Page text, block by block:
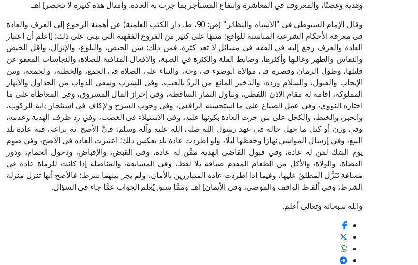
وهدية وغصبًا، والمعروف في المعاشرة وانتفاع المستأجر بما جرت به العادة. وأمثال هذه كثيرة لا تنحصر] اهـ.
وقال الإمام السيوطي في "الأشباه والنظائر" (ص: 90، ط. دار الكتب العلمية) عن أهمية الرجوع إلى العرف والعادة
في معرفة الأحكام الشرعية المناسبة للواقع؛ منبهًا على كثير من الفروع الفقهية التي تبنى على ذلك: [اعلم أن اعتبار
العادة والعرف رجع إليه في الفقه في مسائل لا تعد كثرة. فمن ذلك: سن الحيض، والبلوغ، والإنزال، وأقل الحيض
والنفاس والطهر وغالبها وأكثرها، وضابط القلة والكثرة في الضبة، والأفعال المنافية للصلاة، والنجاسات المعفو عن
قليلها، وطول الزمان وقصره في موالاة الوضوء في وجه، والبناء على الصلاة في الجمع، والخطبة، والجمعة، وبين
الإيجاب والقبول، والسلام ورده، والتأخير المانع من الردِّ بالعيب، وفي الشرب وسقي الدواب من الجداول والأنهار
المملوكة، إقامة له مقام الإذن اللفظي، وتناول الثمار الساقطة، وفي إحراز المال المسروق، وفي المعاطاة على ما
اختاره النووي، وفي عمل الصناع على ما استحسنه الرافعي، وفي وجوب السرج والإكاف في استئجار دابة للركوب،
والحبر، والخيط، والكحل على من جرت العادة بكونها عليه، وفي الاستيلاء في الغصب، وفي رد ظرف الهدية وعدمه،
وفي وزن أو كيل ما جهل حاله في عهد رسول الله صلى الله عليه وآله وسلم، فإنَّ الأصح أنه يراعى فيه عادة بلد
البيع، وفي إرسال المواشي نهارًا وحفظها ليلًا، ولو اطردت عادة بلد بعكس ذلك؛ اعتبرت العادة في الأصح، وفي صوم
يوم الشك لمَن له عادة، وفي قبول القاضي الهدية ممَّن له عادة، وفي القبض، والإقباض، ودخول الحمام، ودور
القضاة، والولاة، والأكل من الطعام المقدم ضيافة بلا لفظ، وفي المسابقة، والمناضلة إذا كانت للرماة عادة في
مسافة تَنَزَّل المطلقُ عليها، وفيما إذا اطردت عادة المتبارزين بالأمان، ولم يجر بينهما شرط؛ فالأصح أنها تنزل منزلة
الشرط، وفي ألفاظ الواقف والموصي، وفي الأيمان] اهـ. وممَّا سبق يُعلم الجواب عمَّا جاء في السؤال.
والله سبحانه وتعالى أعلم.